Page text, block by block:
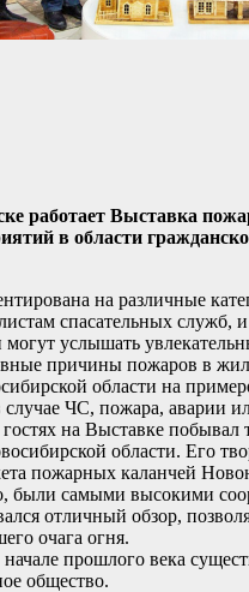
работает Выставка
в области
на различные
спасательных служб,
услышать
причины пожаров в
области на
случае ЧС, пожара, аварии
на Выставке
области. Его
пожарных каланчей
были самыми высокими
отличный обзор,
очага огня.
прошлого века
общество.